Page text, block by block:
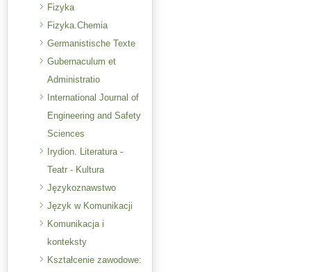
Fizyka
Fizyka.Chemia
Germanistische Texte
Gubernaculum et
Administratio
International Journal of
Engineering and Safety
Sciences
Irydion. Literatura -
Teatr - Kultura
Językoznawstwo
Język w Komunikacji
Komunikacja i
konteksty
Kształcenie zawodowe: